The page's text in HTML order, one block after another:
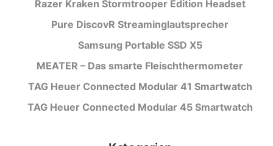
Razer Kraken Stormtrooper Edition Headset
Pure DiscovR Streaminglautsprecher
Samsung Portable SSD X5
MEATER – Das smarte Fleischthermometer
TAG Heuer Connected Modular 41 Smartwatch
TAG Heuer Connected Modular 45 Smartwatch